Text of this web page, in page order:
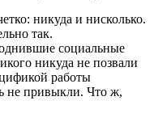
никуда и нисколько.
так.
социальные
никуда не позвали
работы
не привыкли. Что ж,